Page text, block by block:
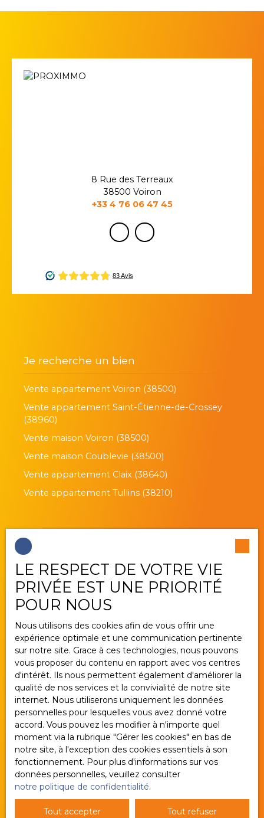
8 Rue des Terreaux
38500 Voiron
+33 4 76 06 47 45
Je recherche un bien
Vente appartement Voiron (38500)
Vente appartement Saint-Étienne-de-Crossey
(38960)
Vente maison Voiron (38500)
Vente maison Coublevie (38500)
Vente appartement Claix (38640)
Vente appartement Tullins (38210)
Je suis propriétaire
Estimez votre bien
Vendre avec nous
Gestion locative
Nous contacter
Informations
Nos honoraires
Mentions légales
Politique de confidentialité
Plan du site
Gérer les cookies
Propulsé par
LE RESPECT DE VOTRE VIE
PRIVÉE EST UNE PRIORITÉ
POUR NOUS
Nous utilisons des cookies afin de vous offrir une
expérience optimale et une communication pertinente
sur notre site. Grace à ces technologies, nous pouvons
vous proposer du contenu en rapport avec vos centres
d'intérêt. Ils nous permettent également d'améliorer la
qualité de nos services et la convivialité de notre site
internet. Nous utiliserons uniquement les données
personnelles pour lesquelles vous avez donné votre
accord. Vous pouvez les modifier à n'importe quel
moment via la rubrique ″Gérer les cookies″ en bas de
notre site, à l'exception des cookies essentiels à son
fonctionnement. Pour plus d'informations sur vos
données personnelles, veuillez consulter
notre politique de confidentialité.
Tout accepter Tout refuser